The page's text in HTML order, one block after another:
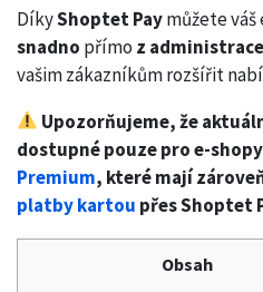
DíkyShoptet Paymůžete váš
snadno přímo z
vašim zákazníkům rozšířit
Upozorňujeme, že
dostupné pouze pro e-
Premium, které mají
platby kartou přes Shoptet
Obsah